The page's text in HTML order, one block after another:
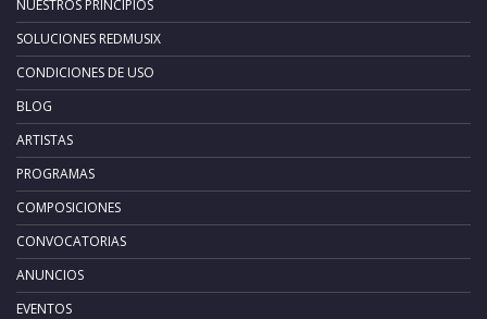
NUESTROS PRINCIPIOS
SOLUCIONES REDMUSIX
CONDICIONES DE USO
BLOG
ARTISTAS
PROGRAMAS
COMPOSICIONES
CONVOCATORIAS
ANUNCIOS
EVENTOS